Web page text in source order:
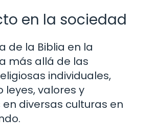
en la sociedad
de la Biblia en la
más allá de las
individuales,
leyes, valores y
diversas culturas en